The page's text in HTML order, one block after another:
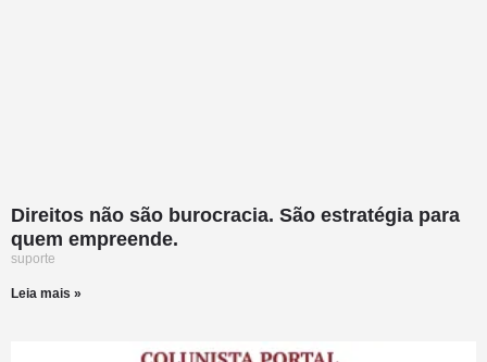
Direitos não são burocracia. São estratégia para
quem empreende.
suporte
Leia mais »